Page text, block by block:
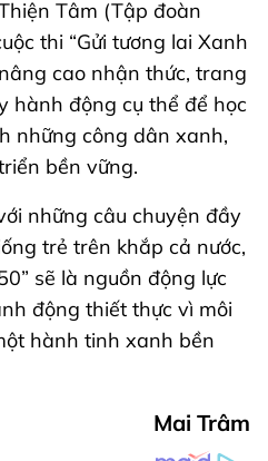
Tâm (Tập đoàn
thi “Gửi tương lai Xanh
cao nhận thức, trang
hành động cụ thể để học
những công dân xanh,
bền vững.
những câu chuyện đầy
trẻ trên khắp cả nước,
sẽ là nguồn động lực
động thiết thực vì môi
hành tinh xanh bền
Mai Trâm